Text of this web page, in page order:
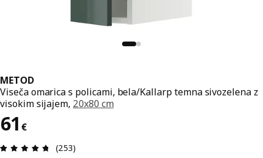
METOD
Viseča omarica s policami, bela/Kallarp temna sivozelena z
visokim sijajem, 20x80 cm
61 €
Cena 61€
Ocena in komentar: 4.7 od skupno 5 zvezdic.
(253)